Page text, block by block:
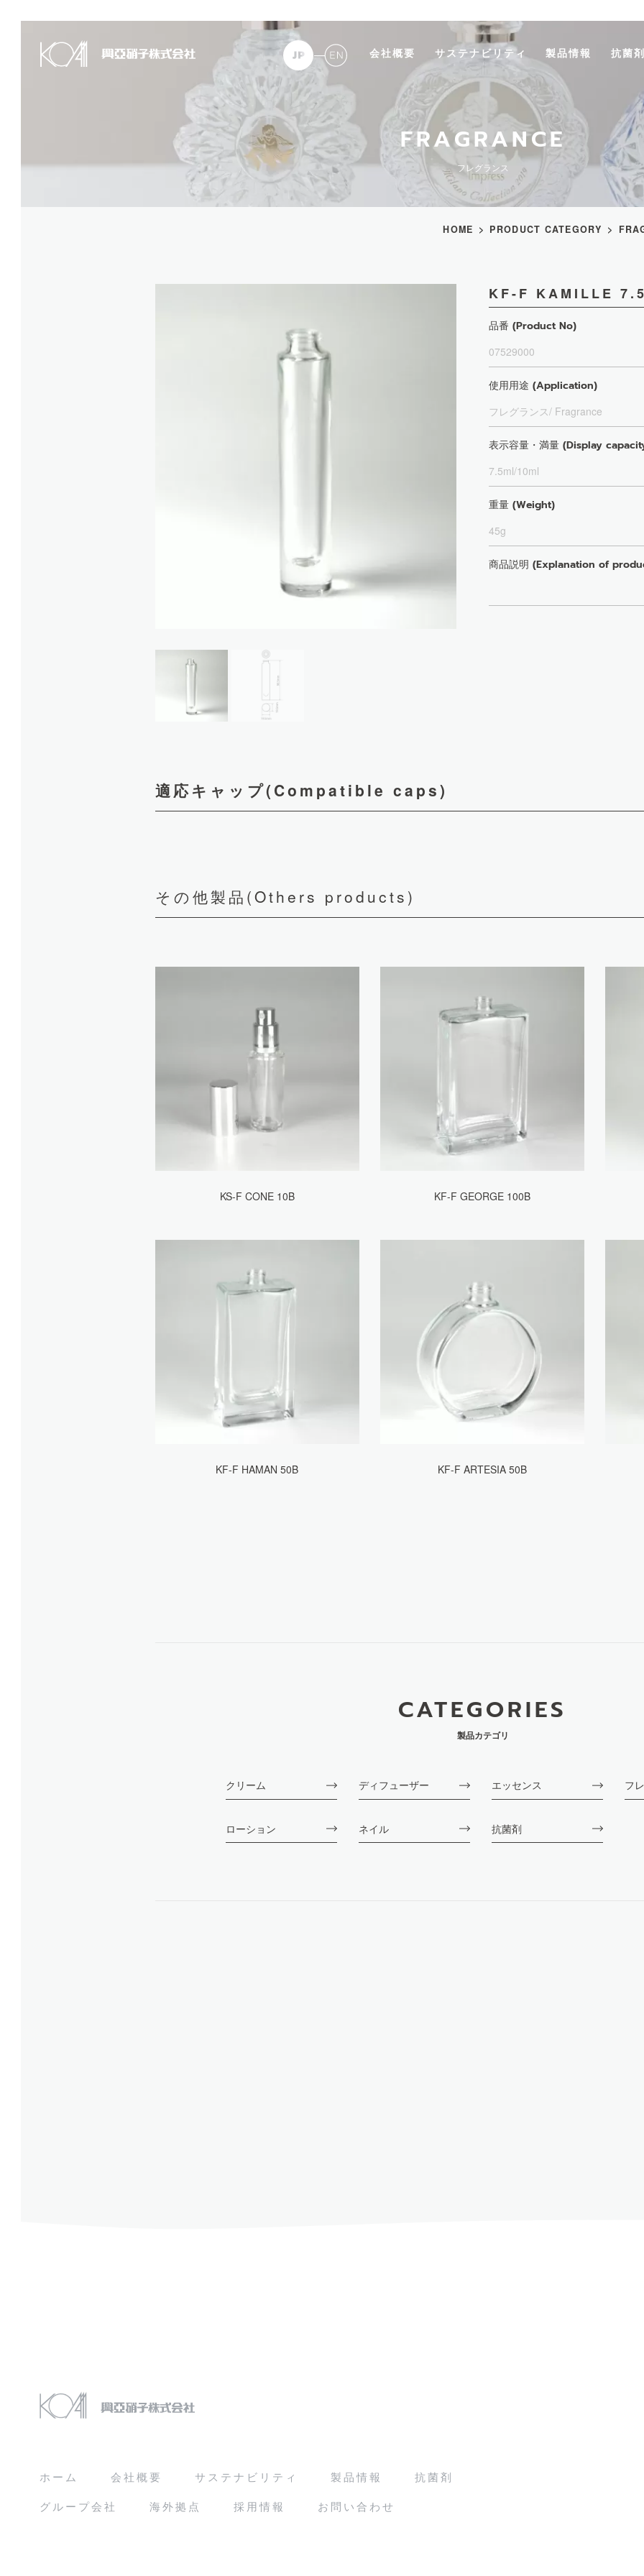
会社概要 サステナビリティ 製品情報 抗菌剤
FRAGRANCE
フレグランス
HOME PRODUCT CATEGORY
KF-F KAMILLE
品番 (Product No)
07529000
使用用途 (Application)
フレグランス/ Fragrance
表示容量・満量 (Display
7.5ml/10ml
重量 (Weight)
45g
商品説明 (Explanation of
適応キャップ(Compatible caps)
その他製品(Others products)
KS-F CONE 10B KF-F GEORGE 100B
KF-F HAMAN 50B KF-F ARTESIA 50B
CATEGORIES
製品カテゴリ
クリーム ディフューザー エッセンス フ
ローション ネイル 抗菌剤
ホーム 会社概要 サステナビリティ 製品情報
抗菌剤
グループ会社
海外拠点 採用情報 お問い合わせ